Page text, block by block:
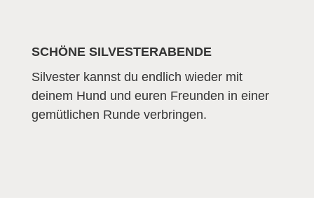
SCHÖNE SILVESTERABENDE
Silvester kannst du endlich wieder mit
deinem Hund und euren Freunden in einer
gemütlichen Runde verbringen.